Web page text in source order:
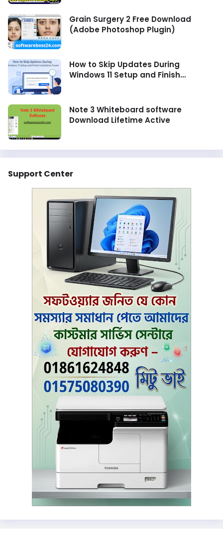
Grain Surgery 2 Free Download
(Adobe Photoshop Plugin)
How to Skip Updates During
Windows 11 Setup and Finish
Note 3 Whiteboard software
Download Lifetime Active
Support Center